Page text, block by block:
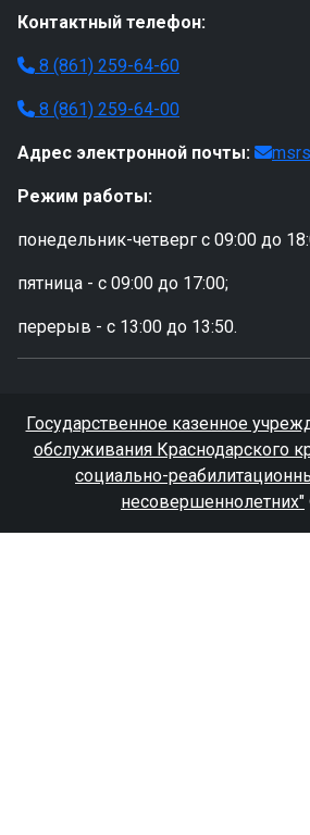
Контактный телефон:
8 (861) 259-64-60
8 (861) 259-64-00
Адрес электронной почты:
Режим работы:
понедельник-четверг с 09:00 до
пятница - с 09:00 до 17:00;
перерыв - с 13:00 до 13:50.
Государственное казенное
обслуживания Краснодарского
социально-
несовершеннолетних"